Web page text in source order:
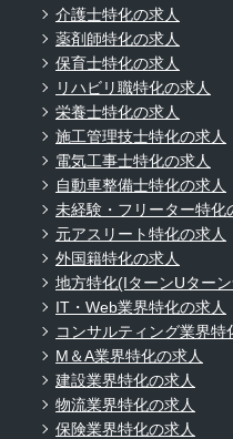
介護士特化の求人
薬剤師特化の求人
保育士特化の求人
リハビリ職特化の求人
栄養士特化の求人
施工管理技士特化の求人
電気工事士特化の求人
自動車整備士特化の求人
未経験・フリーター特化
元アスリート特化の求人
外国籍特化の求人
地方特化(IターンUター
IT・Web業界特化の求人
コンサルティング業界特
M＆A業界特化の求人
建設業界特化の求人
物流業界特化の求人
保険業界特化の求人